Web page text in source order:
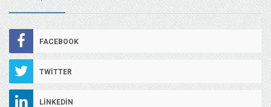
FACEBOOK
TWITTER
LINKEDIN